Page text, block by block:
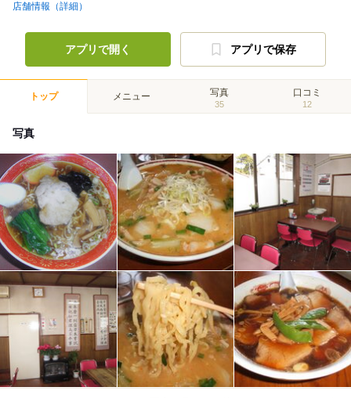
店舗情報（詳細）
アプリで開く アプリで保存
トップ メニュー 写真
35
口コミ
12
写真